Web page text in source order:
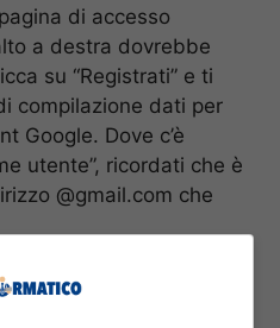
di accesso
a destra dovrebbe
su “Registrati” e ti
compilazione dati per
Google. Dove c’è
utente”, ricordati che è
@gmail.com che
assolutamente cliccare